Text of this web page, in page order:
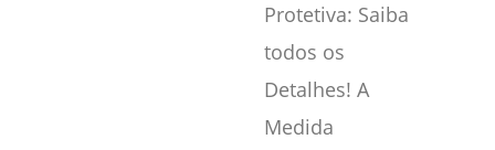
Protetiva: Saiba
todos os
Detalhes! A
Medida